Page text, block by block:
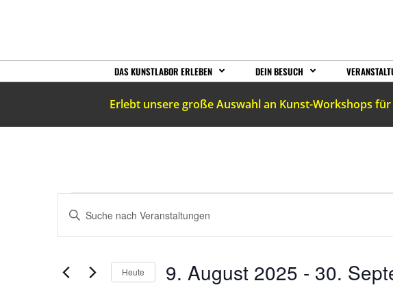
DAS KUNSTLABOR ERLEBEN DEIN BESUCH
Erlebt unsere große Auswahl an Kunst-Workshops
VERANSTALTUNGEN
SUCHE
UND
Bitte
Schlüsselwort
Suche
Veranstaltungen
Schlüsselwort.Heute 9. August 2025 - 30.